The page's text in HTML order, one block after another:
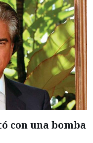
con una bomba